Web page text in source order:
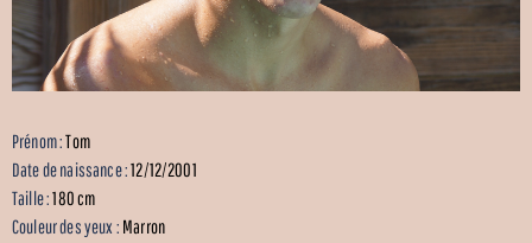
Prénom :Tom
Date de naissance :12/12/2001
Taille :180 cm
Couleur des yeux : Marron